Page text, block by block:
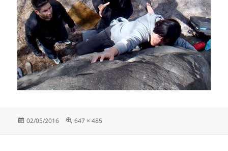
Publié
02/05/2016
Taille
647 × 485